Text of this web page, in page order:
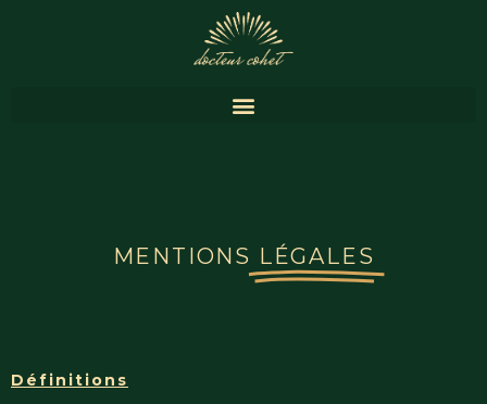
MENTIONS LÉGALES
Définitions